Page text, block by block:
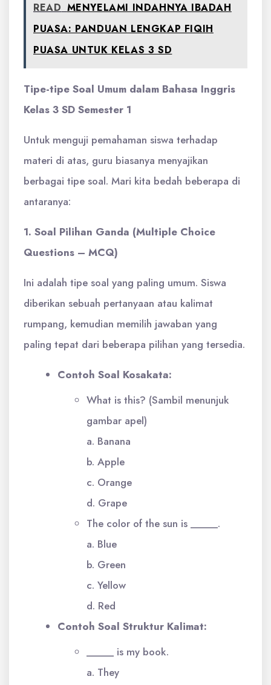
READ MENYELAMI INDAHNYA IBADAH
PUASA: PANDUAN LENGKAP FIQIH
PUASA UNTUK KELAS 3 SD
Tipe-tipe Soal Umum dalam Bahasa Inggris
Kelas 3 SD Semester 1
Untuk menguji pemahaman siswa terhadap
materi di atas, guru biasanya menyajikan
berbagai tipe soal. Mari kita bedah beberapa di
antaranya:
1. Soal Pilihan Ganda (Multiple Choice
Questions – MCQ)
Ini adalah tipe soal yang paling umum. Siswa
diberikan sebuah pertanyaan atau kalimat
rumpang, kemudian memilih jawaban yang
paling tepat dari beberapa pilihan yang tersedia.
Contoh Soal Kosakata:
What is this? (Sambil menunjuk
gambar apel)
a. Banana
b. Apple
c. Orange
d. Grape
The color of the sun is _____.
a. Blue
b. Green
c. Yellow
d. Red
Contoh Soal Struktur Kalimat:
_____ is my book.
a. They